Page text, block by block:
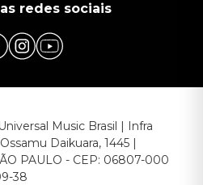
redes sociais
Music Brasil | Infra
Daikuara, 1445 |
PAULO - CEP: 06807-000
38